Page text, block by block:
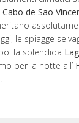
Cabo de Sao
le spiagge
la splendida
per la notte all’